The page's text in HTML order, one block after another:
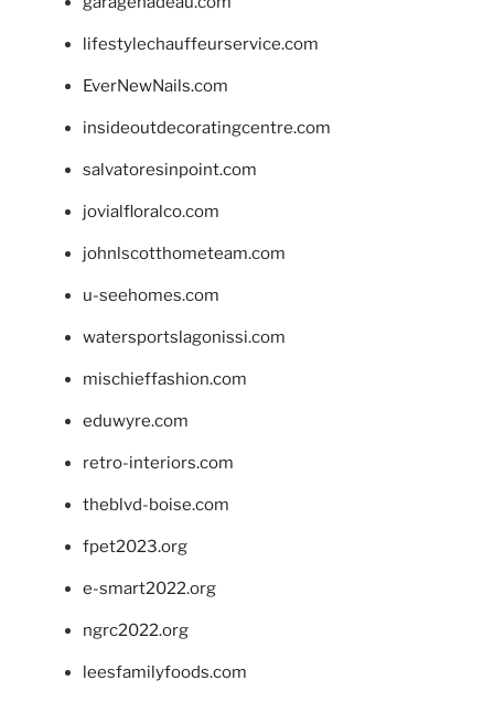
lifestylechauffeurservice.com
EverNewNails.com
insideoutdecoratingcentre.com
salvatoresinpoint.com
jovialfloralco.com
johnlscotthometeam.com
u-seehomes.com
watersportslagonissi.com
mischieffashion.com
eduwyre.com
retro-interiors.com
theblvd-boise.com
fpet2023.org
e-smart2022.org
ngrc2022.org
leesfamilyfoods.com